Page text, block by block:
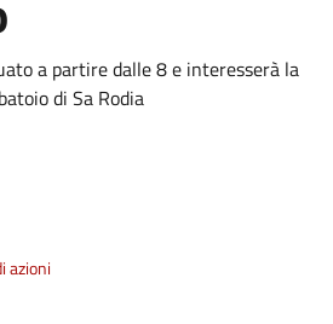
notizia
a partire dalle 8 e interesserà la
di Sa Rodia
azioni